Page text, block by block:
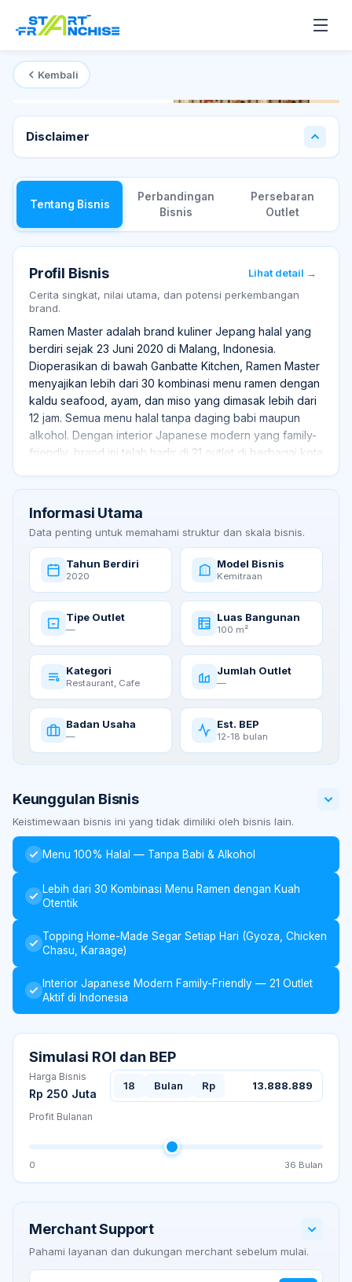
Kembali
Mulai dari
Rp 250 Juta
Tentang Bisnis
Perbandingan
Bisnis
Persebaran
Outlet
Profil Bisnis
Lihat detail →
Cerita singkat, nilai utama, dan potensi perkembangan
brand.
Ramen Master adalah brand kuliner Jepang halal yang
berdiri sejak 23 Juni 2020 di Malang, Indonesia.
Dioperasikan di bawah Ganbatte Kitchen, Ramen Master
menyajikan lebih dari 30 kombinasi menu ramen dengan
kaldu seafood, ayam, dan miso yang dimasak lebih dari
12 jam. Semua menu halal tanpa daging babi maupun
alkohol. Dengan interior Japanese modern yang family-
friendly, brand ini telah hadir di 21 outlet di berbagai kota
Yogyakarta, dan Tangerang.
Informasi Utama
Data penting untuk memahami struktur dan skala bisnis.
Tahun Berdiri
2020
Model Bisnis
Kemitraan
Tipe Outlet
—
Luas Bangunan
100 m²
Kategori
Restaurant, Cafe
Jumlah Outlet
—
Badan Usaha
—
Est. BEP
12-18 bulan
Keunggulan Bisnis
Keistimewaan bisnis ini yang tidak dimiliki oleh bisnis lain.
Menu 100% Halal — Tanpa Babi & Alkohol
Lebih dari 30 Kombinasi Menu Ramen dengan Kuah
Otentik
Topping Home-Made Segar Setiap Hari (Gyoza, Chicken
Chasu, Karaage)
Interior Japanese Modern Family-Friendly — 21 Outlet
Aktif di Indonesia
Simulasi ROI dan BEP
Harga Bisnis
Rp 250 Juta
Profit Bulanan
18 Bulan Rp 13.888.889
0 36 Bulan
Merchant Support
Pahami layanan dan dukungan merchant sebelum mulai.
Disclaimer